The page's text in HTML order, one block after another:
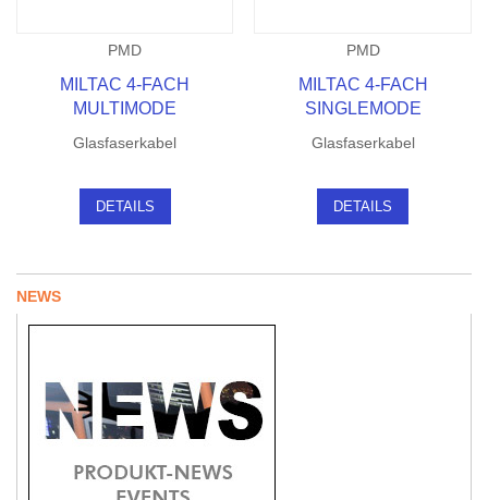
PMD
MILTAC 4-FACH
MULTIMODE
Glasfaserkabel
DETAILS
PMD
MILTAC 4-FACH
SINGLEMODE
Glasfaserkabel
DETAILS
NEWS